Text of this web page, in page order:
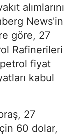
alımlarını
News'in
göre, 27
Rafinerileri
fiyat
kabul
27
60 dolar,